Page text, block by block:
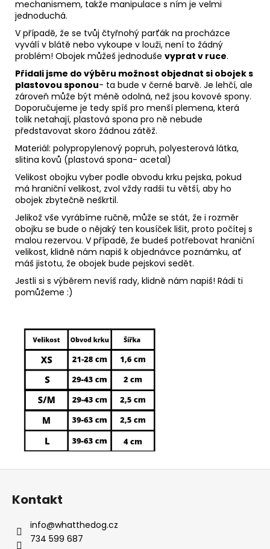
mechanismem, takže manipulace s ním je velmi
jednoduchá.
V případě, že se tvůj čtyřnohý parťák na procházce
vyválí v blátě nebo vykoupe v louži, není to žádný
problém! Obojek můžeš jednoduše vyprat v ruce.
Přidali jsme do výběru možnost objednat si obojek s
plastovou sponou- ta bude v černé barvě. Je lehčí, ale
zároveň může být méně odolná, než jsou kovové spony.
Doporučujeme je tedy spíš pro menší plemena, která
tolik netahají, plastová spona pro ně nebude
představovat skoro žádnou zátěž.
Materiál: polypropylenový popruh, polyesterová látka,
slitina kovů (plastová spona- acetal)
Velikost obojku vyber podle obvodu krku pejska, pokud
má hraniční velikost, zvol vždy radši tu větší, aby ho
obojek zbytečně neškrtil.
Jelikož vše vyrábíme ručně, může se stát, že i rozměr
obojku se bude o nějaký ten kousíček lišit, proto počítej s
malou rezervou. V případě, že budeš potřebovat hraniční
velikost, klidně nám napiš k objednávce poznámku, ať
máš jistotu, že obojek bude pejskovi sedět.
Jestli si s výběrem nevíš rady, klidně nám napiš! Rádi ti
pomůžeme :)
Kontakt
info@whatthedog.cz
734 599 687